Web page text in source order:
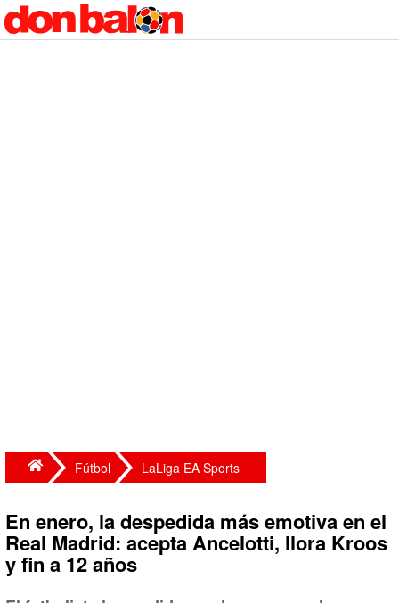
Fútbol LaLiga EA Sports
En enero, la despedida más emotiva en el
Real Madrid: acepta Ancelotti, llora Kroos
y fin a 12 años